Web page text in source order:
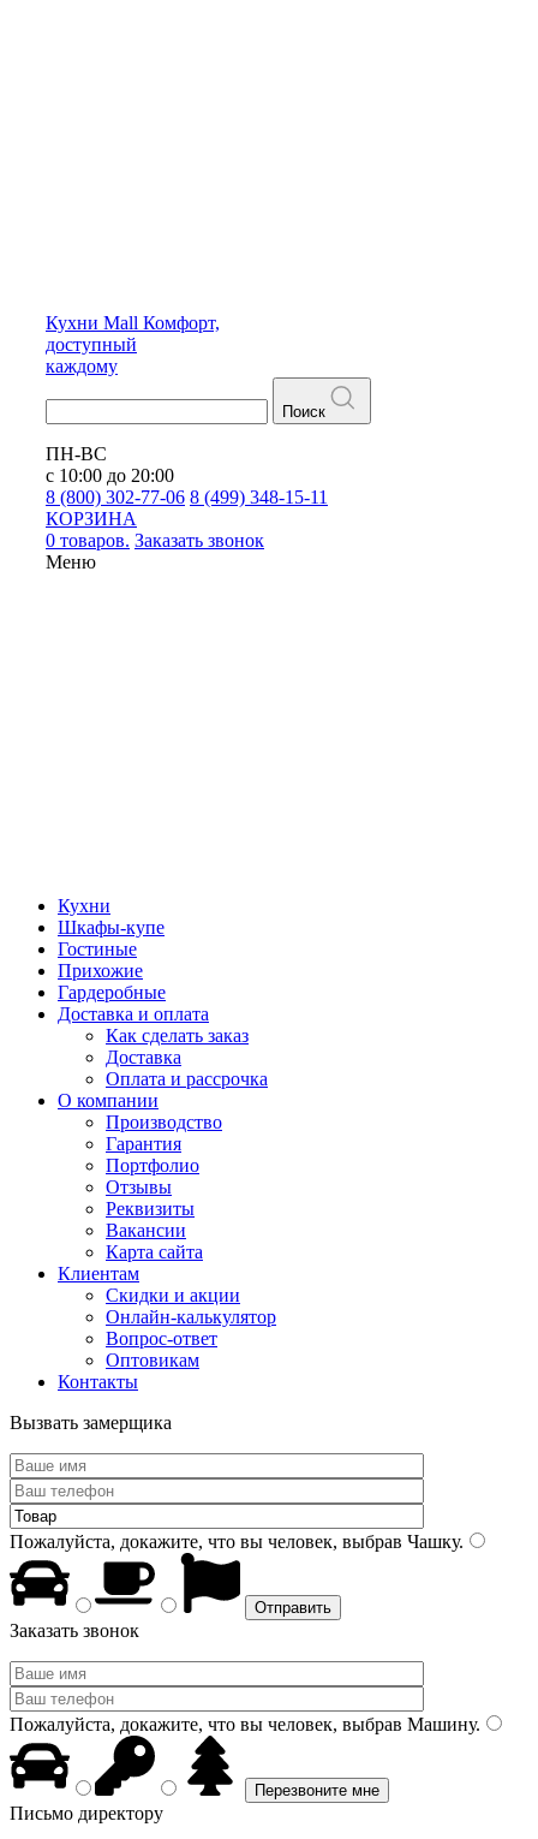
Кухни Mall Комфорт,
доступный
каждому
Поиск
ПН-ВС
с 10:00 до 20:00
8 (800) 302-77-06 8 (499) 348-15-11
КОРЗИНА
0 товаров. Заказать звонок
Меню
Кухни
Шкафы-купе
Гостиные
Прихожие
Гардеробные
Доставка и оплата
Как сделать заказ
Доставка
Оплата и рассрочка
О компании
Производство
Гарантия
Портфолио
Отзывы
Реквизиты
Вакансии
Карта сайта
Клиентам
Скидки и акции
Онлайн-калькулятор
Вопрос-ответ
Оптовикам
Контакты
Вызвать замерщика
Пожалуйста, докажите, что вы человек, выбрав Чашку.
Заказать звонок
Пожалуйста, докажите, что вы человек, выбрав Машину.
Письмо директору